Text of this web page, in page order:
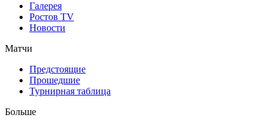
Галерея
Ростов TV
Новости
Матчи
Предстоящие
Прошедшие
Турнирная таблица
Больше